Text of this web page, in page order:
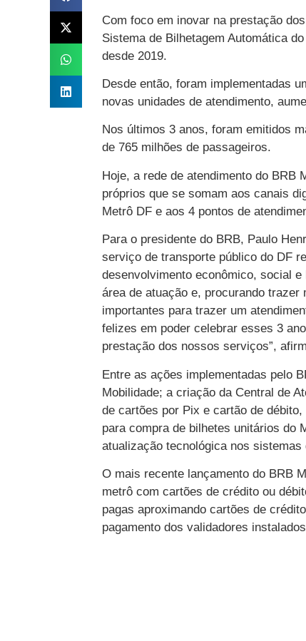
Com foco em inovar na prestação
Sistema de Bilhetagem Automática
desde 2019.
Desde então, foram implementadas
novas unidades de atendimento,
Nos últimos 3 anos, foram emitidos
de 765 milhões de passageiros.
Hoje, a rede de atendimento do BRB
próprios que se somam aos canais
Metrô DF e aos 4 pontos de
Para o presidente do BRB, Paulo
serviço de transporte público do DF
desenvolvimento econômico, social
área de atuação e, procurando
importantes para trazer um
felizes em poder celebrar esses 3
prestação dos nossos serviços”,
Entre as ações implementadas pelo
Mobilidade; a criação da Central de
de cartões por Pix e cartão de
para compra de bilhetes unitários do
atualização tecnológica nos
O mais recente lançamento do BRB
metrô com cartões de crédito ou
pagas aproximando cartões de
pagamento dos validadores